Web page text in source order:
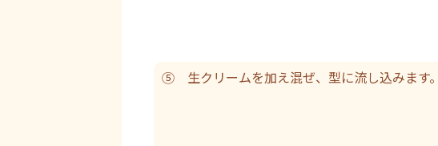
⑤ 生クリームを加え混ぜ、型に流し込みます。